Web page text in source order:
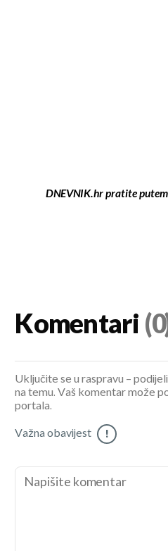
DNEVNIK.hr pratite putem
Komentari
Uključite se u raspravu –
na temu. Vaš komentar može
portala.
Važna obavijest !